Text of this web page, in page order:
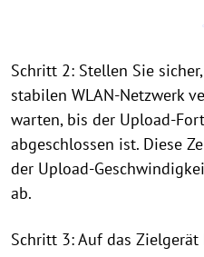
Schritt 2: Stellen Sie
stabilen WLAN-Netzwerk
warten, bis der Upload-
abgeschlossen ist. Diese
der Upload-
ab.
Schritt 3: Auf das